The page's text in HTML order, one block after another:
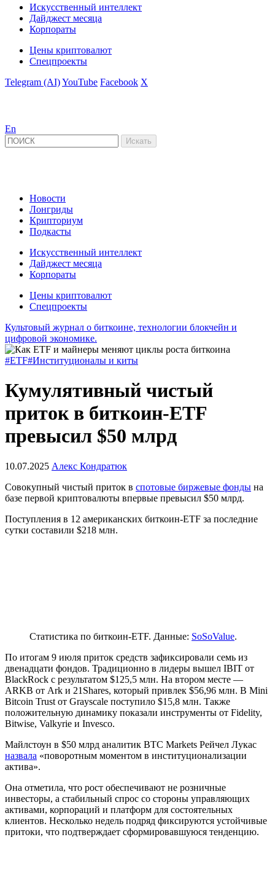
Искусственный интеллект
Дайджест месяца
Корпораты
Цены криптовалют
Спецпроекты
Telegram (AI)YouTube Facebook X
En
Новости
Лонгриды
Крипториум
Подкасты
Искусственный интеллект
Дайджест месяца
Корпораты
Цены криптовалют
Спецпроекты
Культовый журнал о биткоине, технологии блокчейн и
цифровой экономике.
#ETF#Институционалы и киты
Кумулятивный чистый
приток в биткоин-ETF
превысил $50 млрд
10.07.2025 Алекс Кондратюк
Совокупный чистый приток в спотовые биржевые фонды на
базе первой криптовалюты впервые превысил $50 млрд.
Поступления в 12 американских биткоин-ETF за последние
сутки составили $218 млн.
Статистика по биткоин-ETF. Данные: SoSoValue.
По итогам 9 июля приток средств зафиксировали семь из
двенадцати фондов. Традиционно в лидеры вышел IBIT от
BlackRock с результатом $125,5 млн. На втором месте —
ARKB от Ark и 21Shares, который привлек $56,96 млн. В Mini
Bitcoin Trust от Grayscale поступило $15,8 млн. Также
положительную динамику показали инструменты от Fidelity,
Bitwise, Valkyrie и Invesco.
Майлстоун в $50 млрд аналитик BTC Markets Рейчел Лукас
назвала «поворотным моментом в институционализации
актива».
Она отметила, что рост обеспечивают не розничные
инвесторы, а стабильный спрос со стороны управляющих
активами, корпораций и платформ для состоятельных
клиентов. Несколько недель подряд фиксируются устойчивые
притоки, что подтверждает сформировавшуюся тенденцию.